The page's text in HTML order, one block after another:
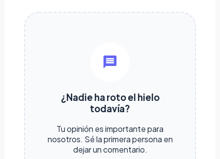
¿Nadie ha roto el hielo
todavía?
Tu opinión es importante para
nosotros. Sé la primera persona en
dejar un comentario.